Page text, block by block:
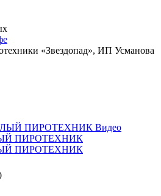
«Звездопад», ИП Усманова
Видео
ПИРОТЕХНИК
ПИРОТЕХНИК